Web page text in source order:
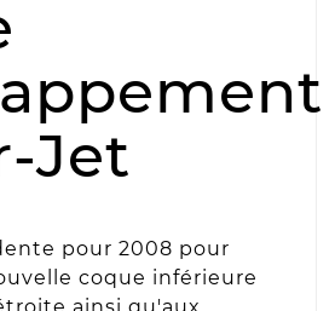
Jet
pour 2008 pour
coque inférieure